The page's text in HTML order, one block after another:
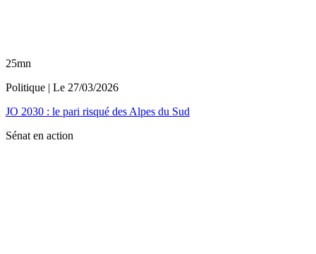
25mn
Politique | Le 27/03/2026
JO 2030 : le pari risqué des Alpes du Sud
Sénat en action